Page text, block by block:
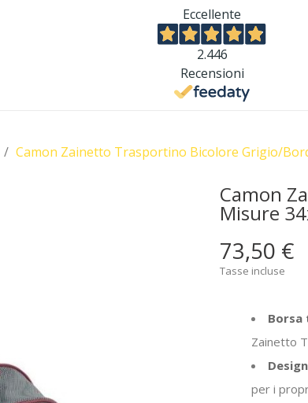
Eccellente
2.446
Recensioni
Camon Zainetto Trasportino Bicolore Grigio/
Camon
Misure
73,50 €
Tasse incluse
Borsa
Zainetto
per i